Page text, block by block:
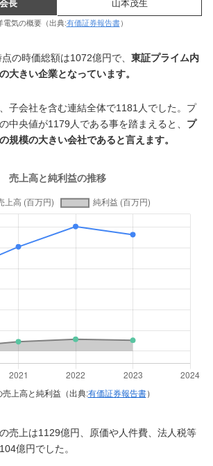
長 山本茂生
電気の概要（出典:有価証券報告書）
の時価総額は1072億円で、東証プライム内
大きい企業となっています。
子会社を含む連結全体で1181人でした。プ
中央値が1179人である事を踏まえると、 プ
規模の大きい会社であると言えます。
売上高と純利益（出典:有価証券報告書）
売上は1129億円、原価や人件費、法人税等
億円でした。